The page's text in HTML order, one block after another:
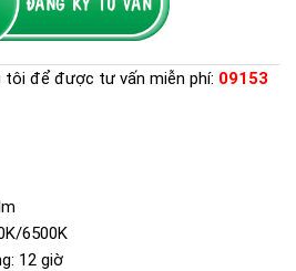
tôi để được tư vấn miễn phí: 09153
6500K
12 giờ